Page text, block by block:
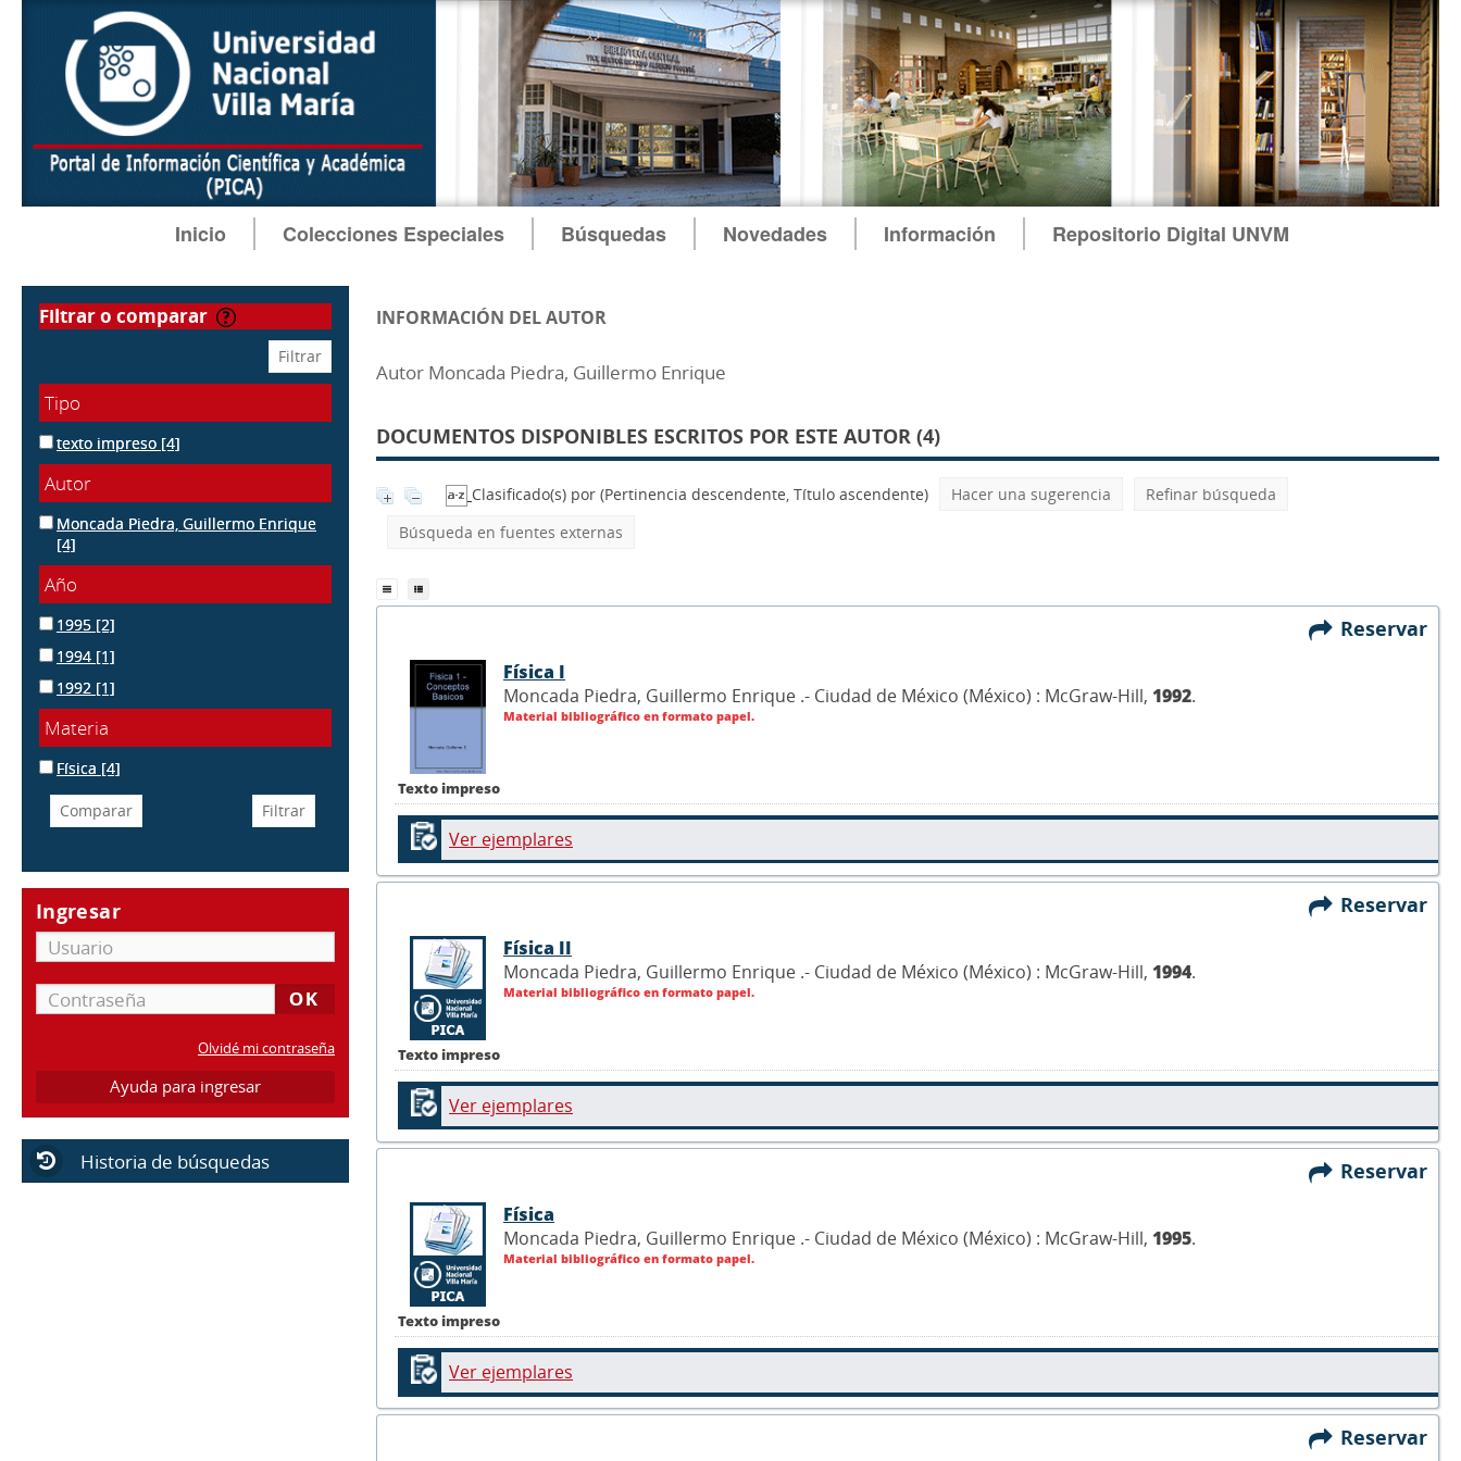
Inicio Colecciones Especiales Búsquedas Novedades Información Repositorio Digital UNVM
filtrar o comparar
Tipo
texto impreso [4]
Autor
Moncada Piedra, Guillermo Enrique
[4]
Año
1995 [2]
1994 [1]
1992 [1]
Materia
Física [4]
Ingresar
Olvidé mi contraseña
Ayuda para ingresar
Historia de búsquedas
INFORMACIÓN DEL AUTOR
Autor Moncada Piedra, Guillermo Enrique
DOCUMENTOS DISPONIBLES ESCRITOS POR ESTE AUTOR (4)
Clasificado(s) por (Pertinencia descendente, Título ascendente) Hacer una sugerencia
Refinar búsqueda
Búsqueda en fuentes externas
Reservar
Texto impreso
Física I
Moncada Piedra, Guillermo Enrique .- Ciudad de México (México) : McGraw-Hill, 1992.
Material bibliográfico en formato papel.
Ver ejemplares
Reservar
Texto impreso
Física II
Moncada Piedra, Guillermo Enrique .- Ciudad de México (México) : McGraw-Hill, 1994.
Material bibliográfico en formato papel.
Ver ejemplares
Reservar
Texto impreso
Física
Moncada Piedra, Guillermo Enrique .- Ciudad de México (México) : McGraw-Hill, 1995.
Material bibliográfico en formato papel.
Ver ejemplares
Reservar